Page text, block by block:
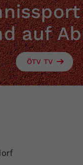
auf
ÖTV TV